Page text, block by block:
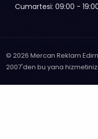
Cumartesi: 09:00 -
© 2026 Mercan Reklam
2007'den bu yana